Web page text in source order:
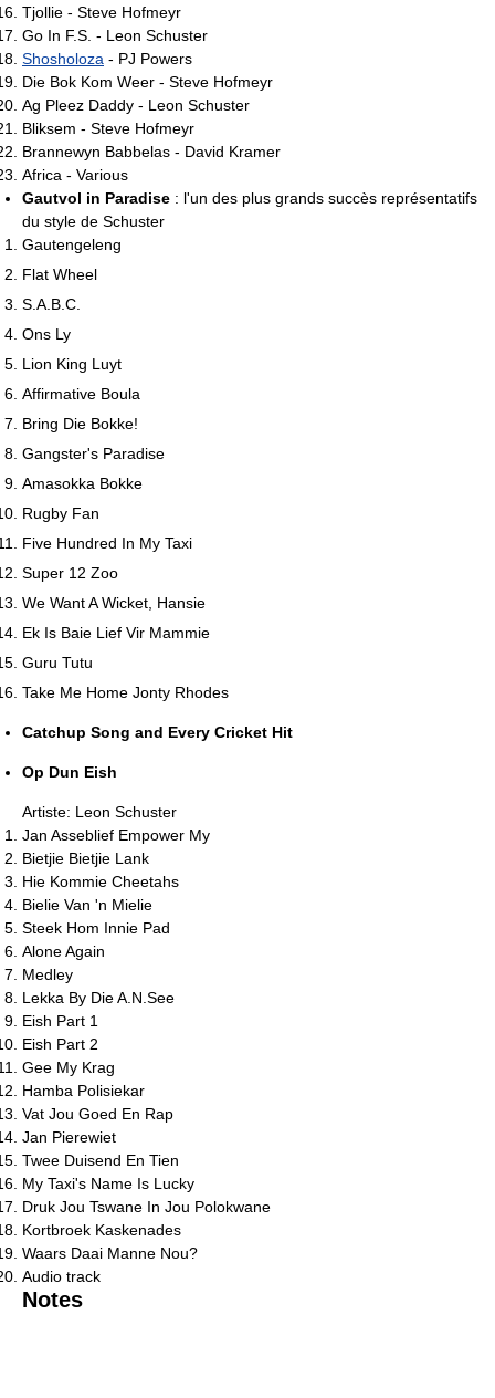
Tjollie - Steve Hofmeyr
Go In F.S. - Leon Schuster
Shosholoza - PJ Powers
Die Bok Kom Weer - Steve Hofmeyr
Ag Pleez Daddy - Leon Schuster
Bliksem - Steve Hofmeyr
Brannewyn Babbelas - David Kramer
Africa - Various
Gautvol in Paradise : l'un des plus grands succès représentatifs
du style de Schuster
Gautengeleng
Flat Wheel
S.A.B.C.
Ons Ly
Lion King Luyt
Affirmative Boula
Bring Die Bokke!
Gangster's Paradise
Amasokka Bokke
Rugby Fan
Five Hundred In My Taxi
Super 12 Zoo
We Want A Wicket, Hansie
Ek Is Baie Lief Vir Mammie
Guru Tutu
Take Me Home Jonty Rhodes
Catchup Song and Every Cricket Hit
Op Dun Eish
Artiste: Leon Schuster
Jan Asseblief Empower My
Bietjie Bietjie Lank
Hie Kommie Cheetahs
Bielie Van 'n Mielie
Steek Hom Innie Pad
Alone Again
Medley
Lekka By Die A.N.See
Eish Part 1
Eish Part 2
Gee My Krag
Hamba Polisiekar
Vat Jou Goed En Rap
Jan Pierewiet
Twee Duisend En Tien
My Taxi's Name Is Lucky
Druk Jou Tswane In Jou Polokwane
Kortbroek Kaskenades
Waars Daai Manne Nou?
Audio track
Notes